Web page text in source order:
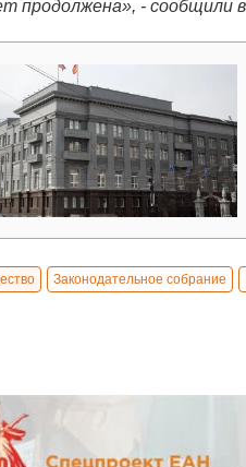
продолжена», - сообщили в
Законодательное собрание